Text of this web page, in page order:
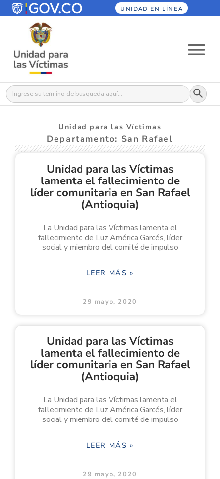
UNIDAD EN LÍNEA
Buscar: Botón
Unidad para las Víctimas
Departamento: San Rafael
Unidad para las Víctimas
lamenta el fallecimiento de
líder comunitaria en San Rafael
(Antioquia)
La Unidad para las Víctimas lamenta el
fallecimiento de Luz América Garcés, líder
social y miembro del comité de impulso
LEER MÁS »
29 mayo, 2020
Unidad para las Víctimas
lamenta el fallecimiento de
líder comunitaria en San Rafael
(Antioquia)
La Unidad para las Víctimas lamenta el
fallecimiento de Luz América Garcés, líder
social y miembro del comité de impulso
LEER MÁS »
29 mayo, 2020